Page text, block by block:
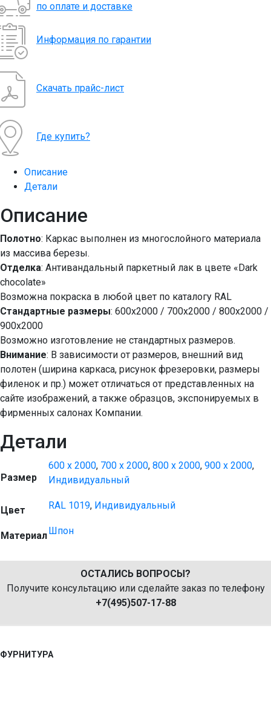
по оплате и доставке
Информация по гарантии
Скачать прайс-лист
Где купить?
Описание
Детали
Описание
Полотно: Каркас выполнен из многослойного материала
из массива березы.
Отделка: Антивандальный паркетный лак в цвете «Dark
chocolate»
Возможна покраска в любой цвет по каталогу RAL
Стандартные размеры: 600х2000 / 700х2000 / 800х2000 /
900х2000
Возможно изготовление не стандартных размеров.
Внимание: В зависимости от размеров, внешний вид
полотен (ширина каркаса, рисунок фрезеровки, размеры
филенок и пр.) может отличаться от представленных на
сайте изображений, а также образцов, экспонируемых в
фирменных салонах Компании.
Детали
Размер
600 x 2000, 700 x 2000, 800 x 2000, 900 x 2000,
Индивидуальный
Цвет RAL 1019, Индивидуальный
МатериалШпон
ОСТАЛИСЬ ВОПРОСЫ?
Получите консультацию или сделайте заказ по телефону
+7(495)507-17-88
ФУРНИТУРА